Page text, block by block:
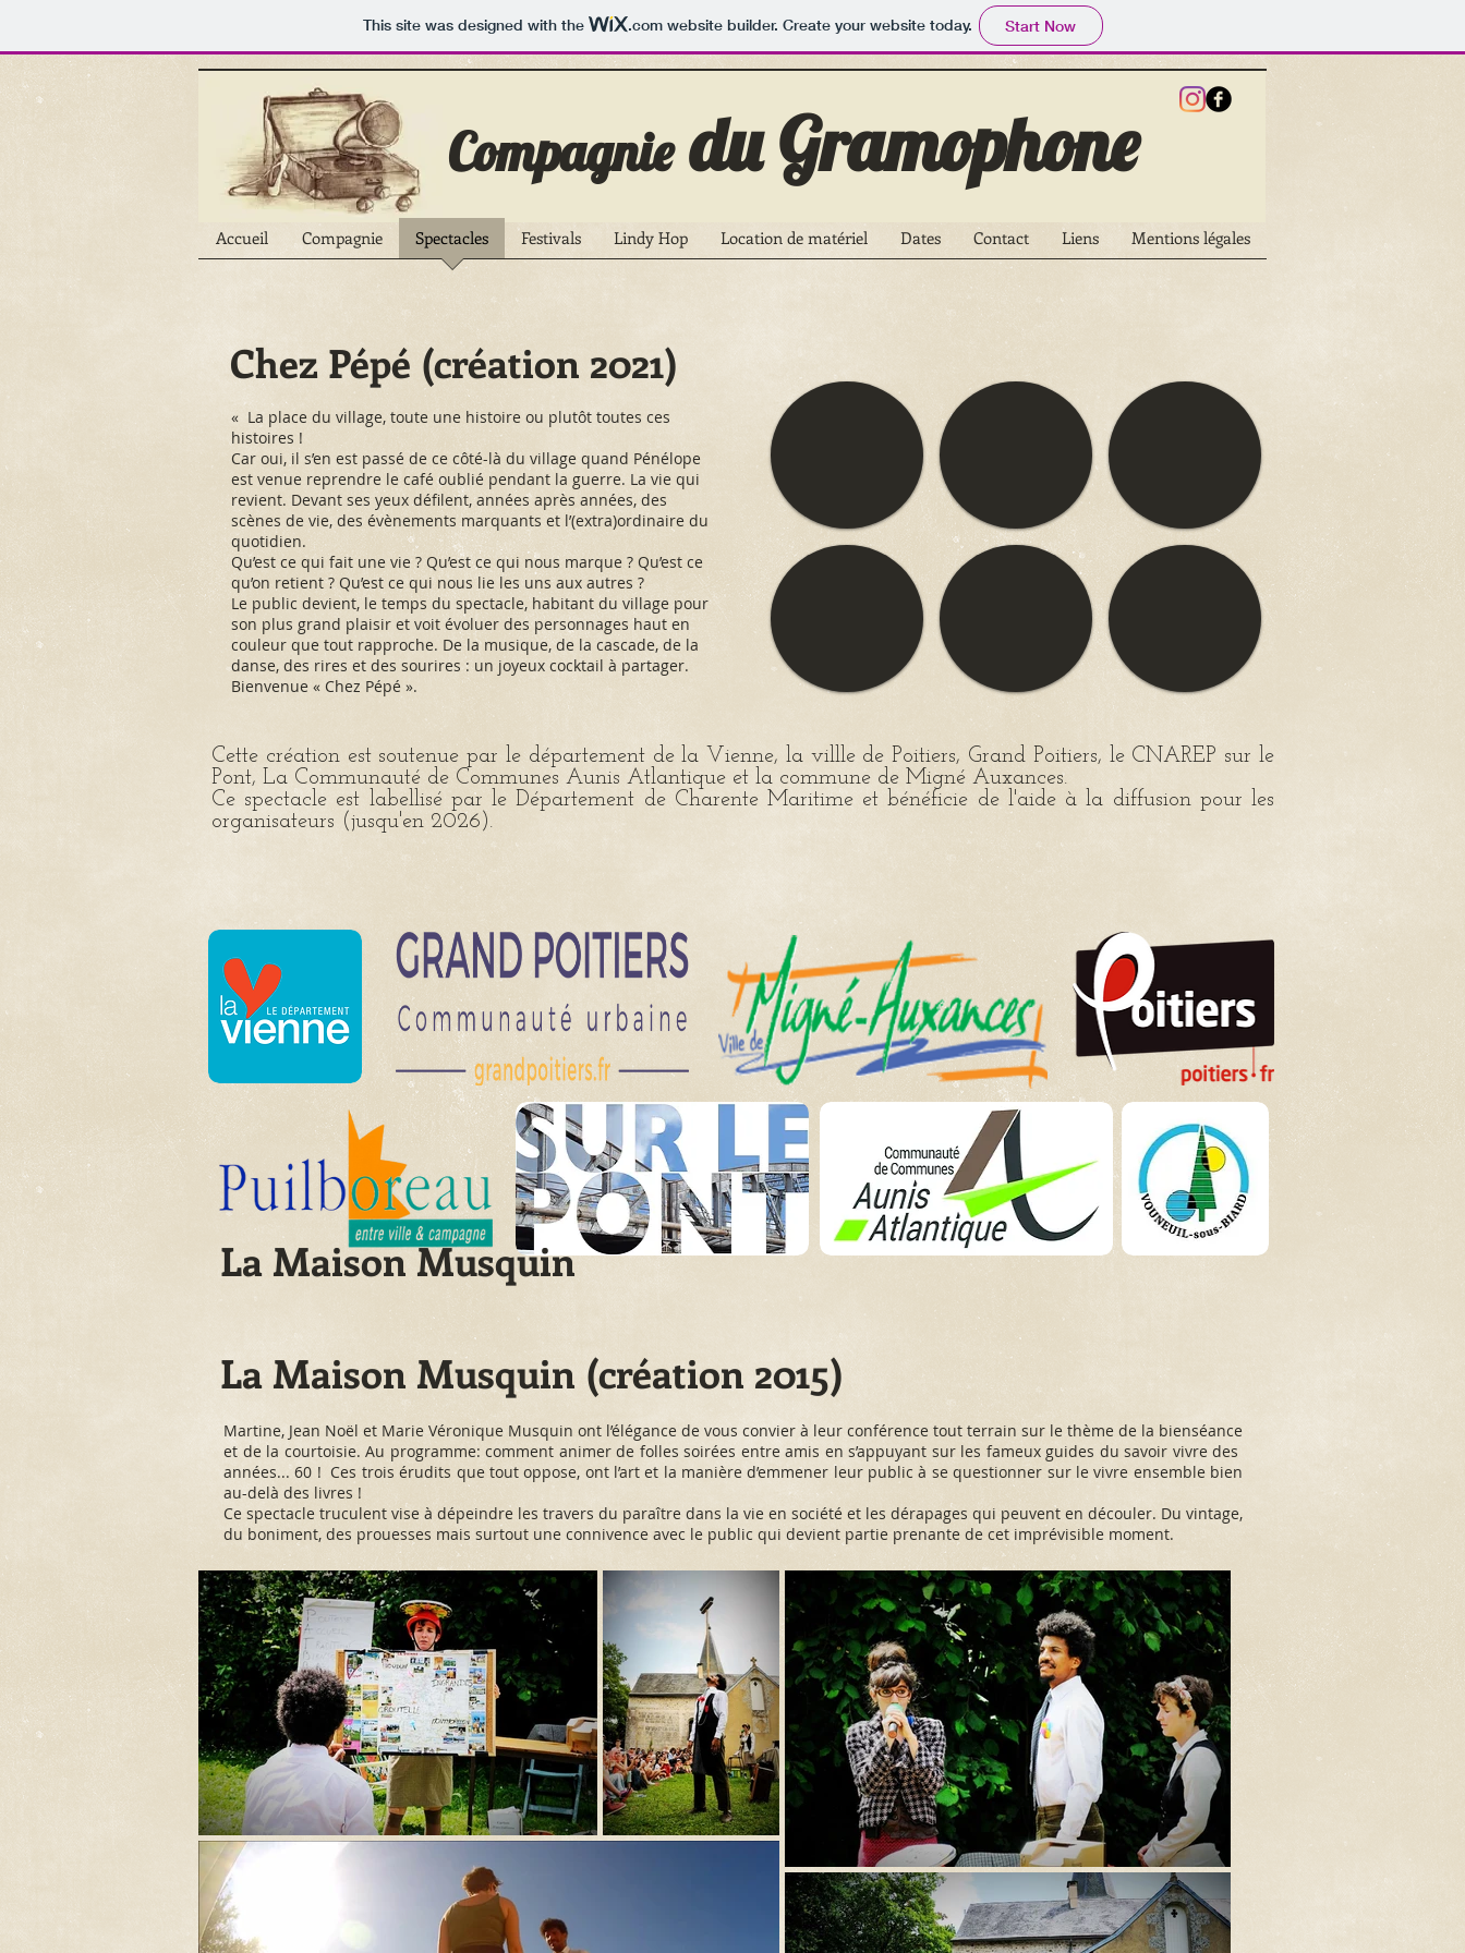
This site was designed with the .comwebsite builder. Create your website today. Start Now
Compagniedu Gramophone
Chez Pépé (création 2021)
« La place du village, toute une histoire ou plutôt toutes ces
histoires !
Car oui, il s’en est passé de ce côté-là du village quand Pénélope
est venue reprendre le café oublié pendant la guerre. La vie qui
revient. Devant ses yeux défilent, années après années, des
scènes de vie, des évènements marquants et l’(extra)ordinaire du
quotidien.
Qu’est ce qui fait une vie ? Qu’est ce qui nous marque ? Qu’est ce
qu’on retient ? Qu’est ce qui nous lie les uns aux autres ?
Le public devient, le temps du spectacle, habitant du village pour
son plus grand plaisir et voit évoluer des personnages haut en
couleur que tout rapproche. De la musique, de la cascade, de la
danse, des rires et des sourires : un joyeux cocktail à partager.
Bienvenue « Chez Pépé ».
Cette création est soutenue par le département de la Vienne, la villle de Poitiers, Grand Poitiers, le CNAREP sur le
Pont, La Communauté de Communes Aunis Atlantique et la commune de Migné Auxances.
Ce spectacle est labellisé par le Département de Charente Maritime et bénéficie de l'aide à la diffusion pour les
organisateurs (jusqu'en 2026).
La Maison Musquin
La Maison Musquin (création 2015)
Martine, Jean Noël et Marie Véronique Musquin ont l’élégance de vous convier à leur conférence tout terrain sur le thème de la bienséance
et de la courtoisie. Au programme: comment animer de folles soirées entre amis en s’appuyant sur les fameux guides du savoir vivre des
années... 60 ! Ces trois érudits que tout oppose, ont l’art et la manière d’emmener leur public à se questionner sur le vivre ensemble bien
au-delà des livres !
Ce spectacle truculent vise à dépeindre les travers du paraître dans la vie en société et les dérapages qui peuvent en découler. Du vintage,
du boniment, des prouesses mais surtout une connivence avec le public qui devient partie prenante de cet imprévisible moment.
Accueil Compagnie Spectacles Festivals Lindy Hop Location de matériel Dates Contact Liens Mentions légales